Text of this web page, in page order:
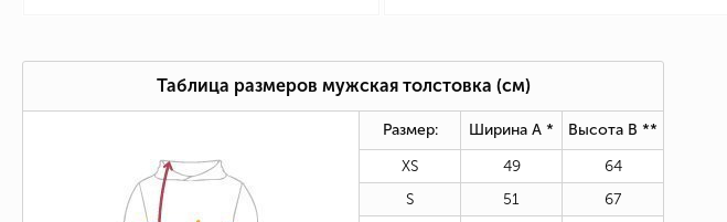
Таблица размеров мужская толстовка (см)
Размер: Ширина А * Высота В **
XS
49
64
S
51
67